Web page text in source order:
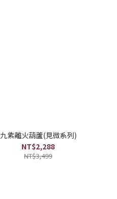
九紫離火葫蘆(見微系列)
NT$2,288
NT$3,499